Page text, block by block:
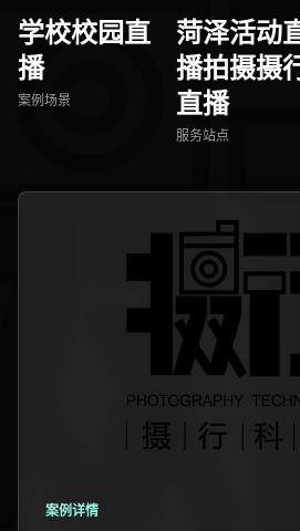
学校校园直
播
案例场景
菏泽活动
播拍摄摄
直播
服务站点
案例详情